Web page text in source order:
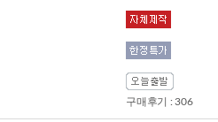
구매후기 : 306